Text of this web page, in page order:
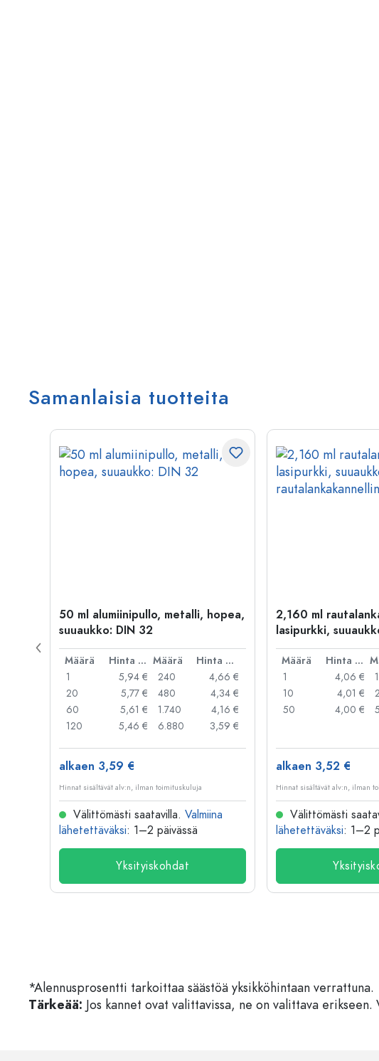
Samanlaisia tuotteita
50 ml alumiinipullo, metalli, hopea,
suuaukko: DIN 32
Määrä Hinta per kpl Määrä
Hinta per kpl
1
5,94 €
20
5,77 €
60
5,61 €
120
5,46 €
240
4,66 €
480
4,34 €
1.740
4,16 €
6.880
3,59 €
alkaen 3,59 €
Hinnat sisältävät alv:n, ilman toimituskuluja
Välittömästi saatavilla. Valmiina
lähetettäväksi: 1–2 päivässä
Yksityiskohdat
2,160 ml
lasipurkki,
Määrä Hinta per kpl
1
4,06 €
10
4,01 €
50
4,00 €
alkaen 3,52 €
Hinnat sisältävät alv:n, ilman
Välittömästi
lähetettäväksi: 1–2
*Alennusprosentti tarkoittaa säästöä yksikköhintaan verrattuna.
Tärkeää: Jos kannet ovat valittavissa, ne on valittava